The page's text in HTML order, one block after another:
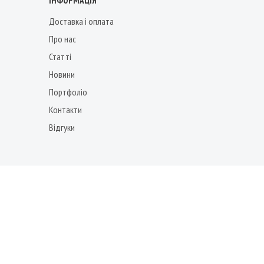
Доставка і оплата
Про нас
Статті
Новини
Портфоліо
Контакти
Відгуки